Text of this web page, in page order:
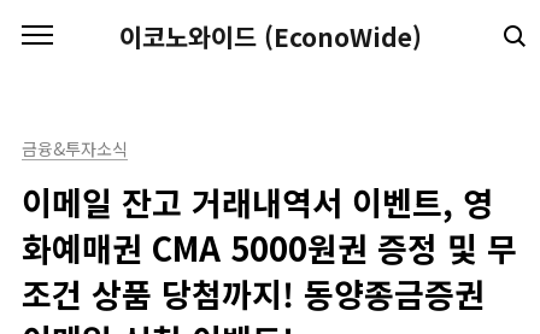
이코노와이드 (EconoWide)
금융&투자소식
이메일 잔고 거래내역서 이벤트, 영
화예매권 CMA 5000원권 증정 및 무
조건 상품 당첨까지! 동양종금증권